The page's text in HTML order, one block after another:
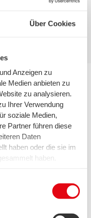
Über Cookies
Anzeigen zu
Medien anbieten zu
zu analysieren.
Ihrer Verwendung
soziale Medien,
Partner führen diese
Daten
haben oder die sie im
haben.
Zugriffs
über Ihre